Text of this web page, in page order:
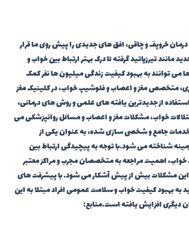
خروپف و چاقی، افق های جدیدی را پیش روی ما قرار
تیرزپاتید گرفته تا درک بهتر ارتباط بین خواب و
توانند به بهبود کیفیت زندگی میلیون ها نفر کمک
متخصص مغز و اعصاب و فلوشیپ خواب، در کلینیک مغز
از جدیدترین یافته های علمی و روش های درمانی،
خواب، مشکلات مغز و اعصاب و مسائل روانپزشکی می
خدمات جامع و شخصی سازی شده، به عنوان یکی از
شناخته می شود.با توجه به پیچیدگی ارتباط بین
اهمیت مراجعه به متخصصان مجرب و مراکز معتبر
مشکلات بیش از پیش آشکار می شود. با پیشرفت های
بهبود کیفیت خواب و سلامت عمومی افراد مبتلا به این
افزایش یافته است.منابع: